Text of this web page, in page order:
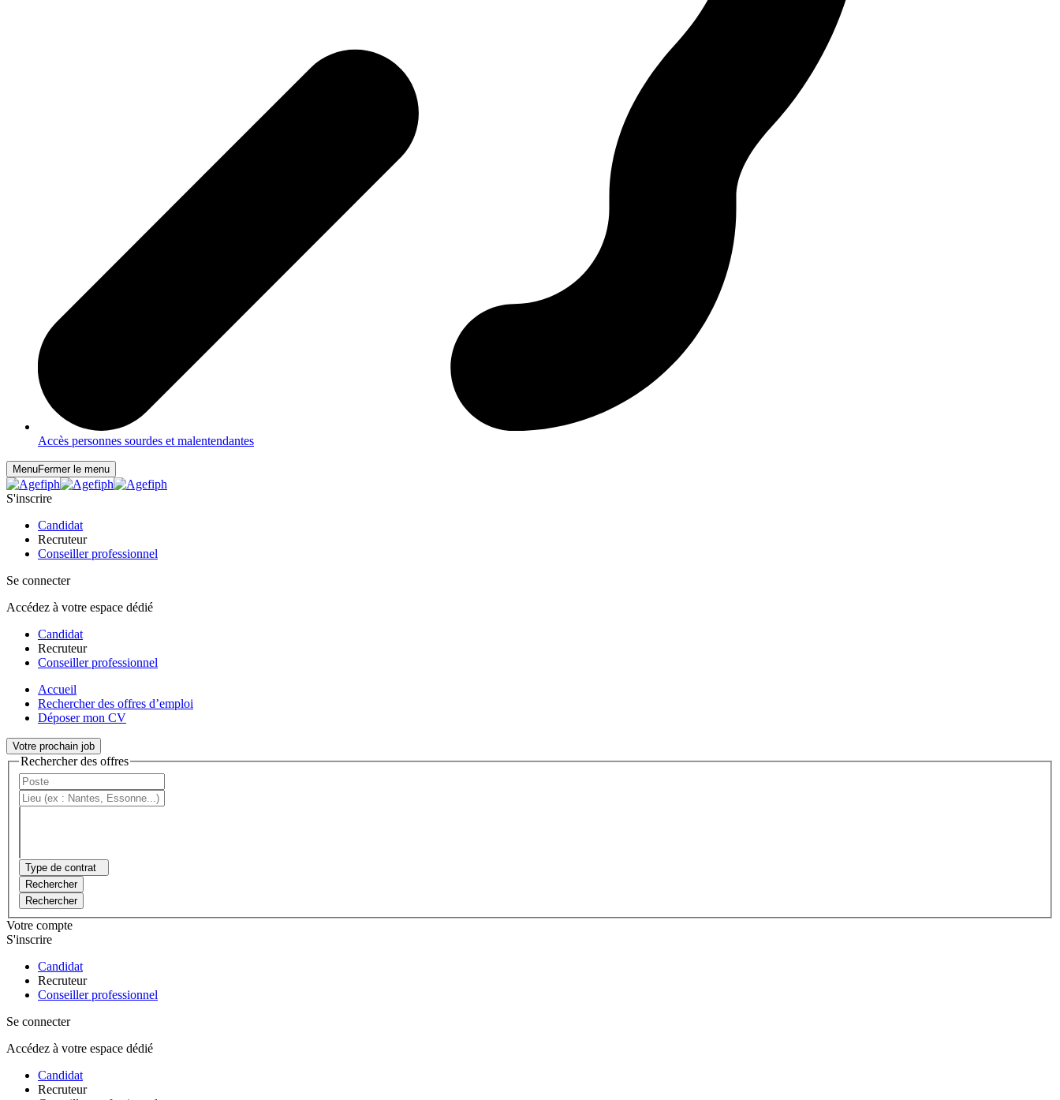
Accès personnes sourdes et malentendantes
MenuFermer le menu
S'inscrire
Candidat
Recruteur
Conseiller professionnel
Se connecter
Accédez à votre espace dédié
Candidat
Recruteur
Conseiller professionnel
Accueil
Rechercher des offres d’emploi
Déposer mon CV
Votre prochain job
Rechercher des offres
Type de contrat
Rechercher
Rechercher
Votre compte
S'inscrire
Candidat
Recruteur
Conseiller professionnel
Se connecter
Accédez à votre espace dédié
Candidat
Recruteur